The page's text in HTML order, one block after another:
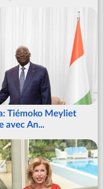
Tiémoko Meyliet
avec An...